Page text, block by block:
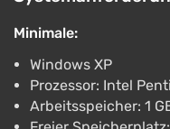
Wyrel 3.1103 Bewertungen
Umineko When They
[Global] [Standard]
Minimale:
Windows XP
Prozessor: Intel
Arbeitsspeicher: 1